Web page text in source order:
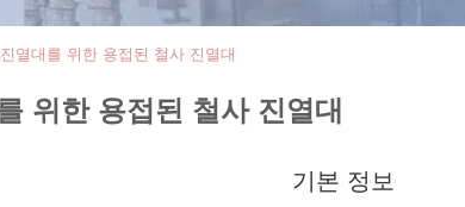
열대를 위한 용접된 철사 진열대
위한 용접된 철사 진열대
기본 정보